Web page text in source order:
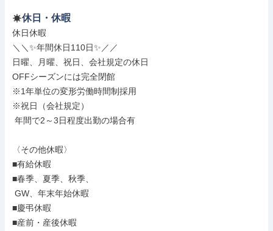
休日・休暇
休日休暇
＼＼✨年間休日110日✨／／
日曜、月曜、祝日、会社規定の休日
OFFシーズンには完全閉館
※1年単位の変形労働時間制採用
※祝日（会社規定）
〈その他休暇〉
■有給休暇
■春季、夏季、秋季、
■慶弔休暇
■産前・産後休暇